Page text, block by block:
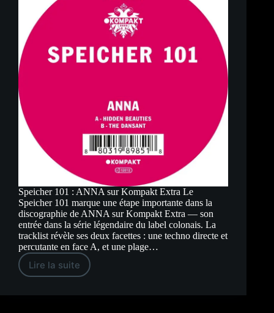
Speicher 101 : ANNA sur Kompakt Extra Le
Speicher 101 marque une étape importante dans la
discographie de ANNA sur Kompakt Extra — son
entrée dans la série légendaire du label colonais. La
tracklist révèle ses deux facettes : une techno directe et
percutante en face A, et une plage…
Lire la suite
Speicher
101